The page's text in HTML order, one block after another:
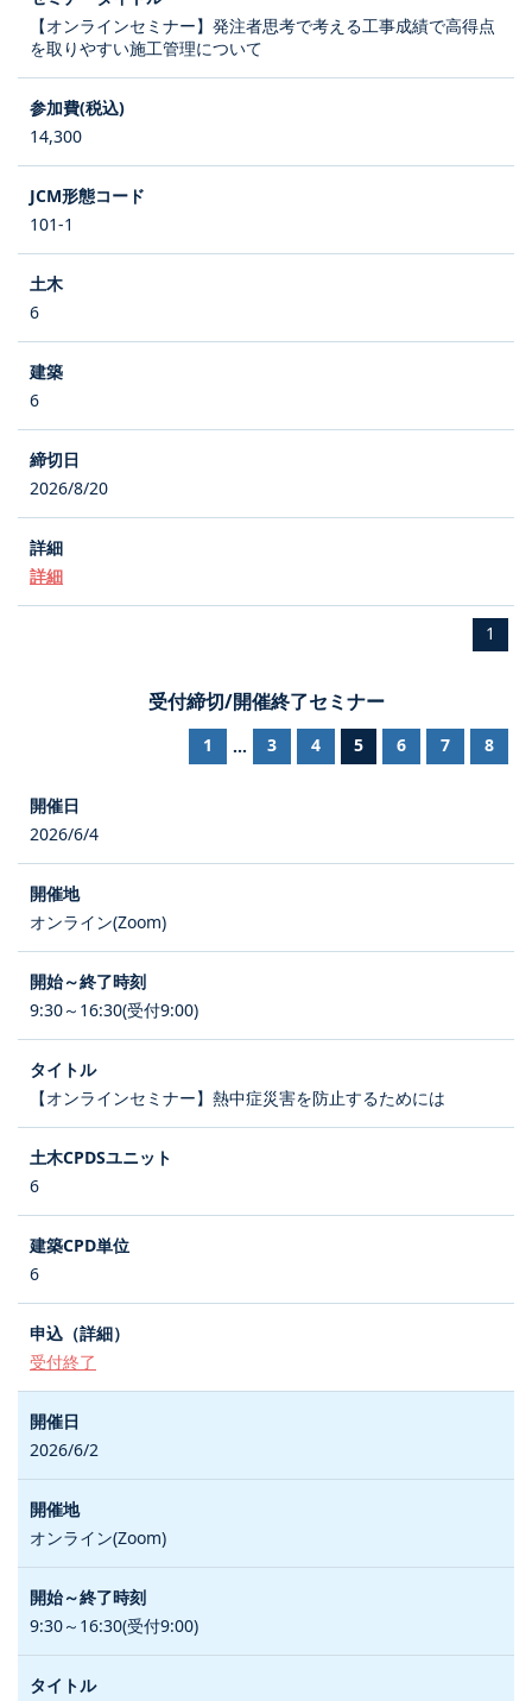
【オンラインセミナー】発注者思考で考える工事成績で高得点
を取りやすい施工管理について
14,300
101-1
6
6
2026/8/20
詳細
1
受付締切/開催終了セミナー
1 ... 3 4 5 6 7 8
2026/6/4
オンライン(Zoom)
9:30～16:30(受付9:00)
【オンラインセミナー】熱中症災害を防止するためには
6
6
受付終了
2026/6/2
オンライン(Zoom)
9:30～16:30(受付9:00)